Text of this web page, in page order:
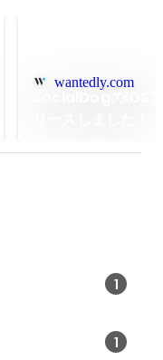
wantedly.com
1
1